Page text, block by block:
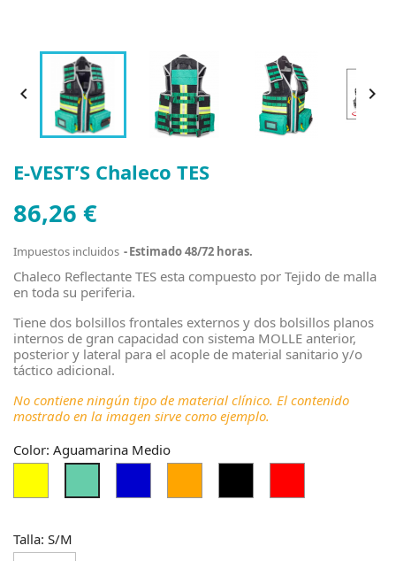
 
E-VEST’S Chaleco TES
86,26 €
Impuestos incluidos Estimado 48/72 horas.
Chaleco Reflectante TES esta compuesto por Tejido de malla
en toda su periferia.
Tiene dos bolsillos frontales externos y dos bolsillos planos
internos de gran capacidad con sistema MOLLE anterior,
posterior y lateral para el acople de material sanitario y/o
táctico adicional.
No contiene ningún tipo de material clínico. El contenido
mostrado en la imagen sirve como ejemplo.
Color: Aguamarina Medio
Amarillo
Talla: S/M